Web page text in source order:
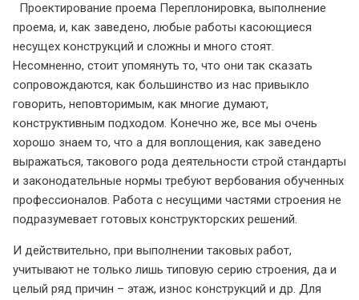
Проектирование проема Переплонировка, выполнение
проема, и, как заведено, любые работы касоющиеся
несущех конструкций и сложны и много стоят.
Несомненно, стоит упомянуть то, что они так сказать
сопровождаются, как большинство из нас привыкло
говорить, неповторимым, как многие думают,
конструктивным подходом. Конечно же, все мы очень
хорошо знаем то, что а для воплощения, как заведено
выражаться, такового рода деятельности строй стандарты
и законодательные нормы требуют вербования обученных
профессионалов. Работа с несущими частями строения не
подразумевает готовых конструкторских решений.
И действительно, при выполнении таковых работ,
учитывают не только лишь типовую серию строения, да и
целый ряд причин – этаж, износ конструкций и др. Для